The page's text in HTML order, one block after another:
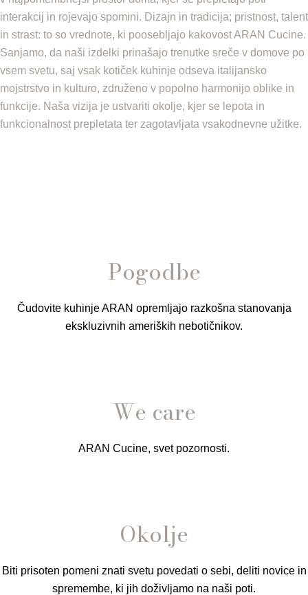
interakcij in rojevajo spomini. Dizajn in tradicija; pristnost, talent
in strast: to so vrednote, ki poosebljajo kakovost ARAN Cucine.
Sanjamo, da naši izdelki prinašajo trenutke sreče v domove po
vsem svetu, saj vsak kotiček kuhinje odseva italijansko
mojstrstvo in kulturo, združeno v popolno harmonijo oblike in
funkcije. Naša vizija je ustvariti okolje, kjer se lepota in
funkcionalnost prepletata ter zagotavljata vsakodnevne užitke.
Pogodbe
Čudovite kuhinje ARAN opremljajo razkošna stanovanja
ekskluzivnih ameriških nebotičnikov.
We care
ARAN Cucine, svet pozornosti.
Okolje
Biti prisoten pomeni znati svetu povedati o sebi, deliti novice in
spremembe, ki jih doživljamo na naši poti.